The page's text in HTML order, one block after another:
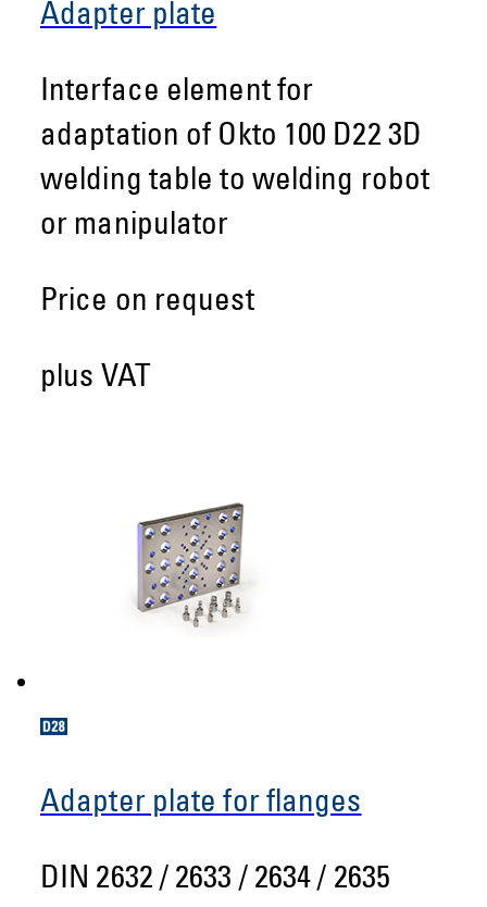
Adapter plate
Interface element for
adaptation of Okto 100 D22 3D
welding table to welding robot
or manipulator
Price on request
plus VAT
Adapter plate for flanges
DIN 2632 / 2633 / 2634 / 2635